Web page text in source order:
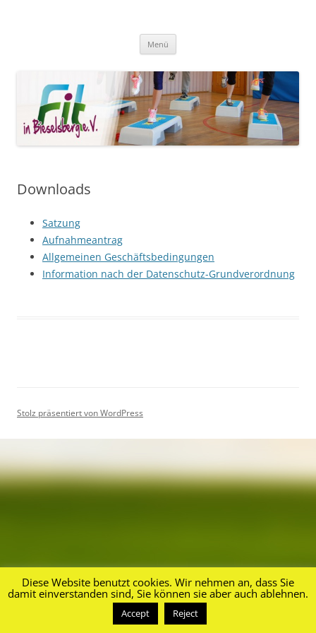
Menü
Downloads
Satzung
Aufnahmeantrag
Allgemeinen Geschäftsbedingungen
Information nach der Datenschutz-Grundverordnung
Stolz präsentiert von WordPress
Diese Website benutzt cookies. Wir nehmen an, dass Sie
damit einverstanden sind, Sie können sie aber auch ablehnen.
Accept Reject